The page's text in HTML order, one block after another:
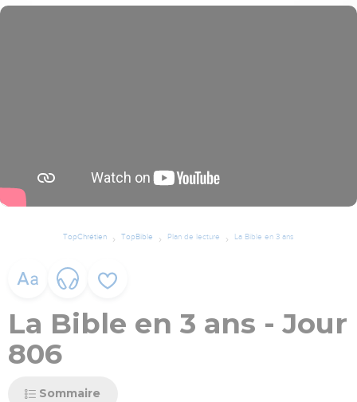
TopChrétien TopBible Plan de lecture La Bible en 3 ans
La Bible en 3 ans - Jour
806
Sommaire